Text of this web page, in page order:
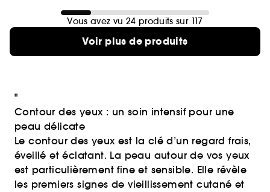
Vous avez vu 24 produits sur 117
Voir plus de produits
"
Contour des yeux : un soin intensif pour une
peau délicate
Le contour des yeux est la clé d’un regard frais,
éveillé et éclatant. La peau autour de vos yeux
est particulièrement fine et sensible. Elle révèle
les premiers signes de vieillissement cutané et